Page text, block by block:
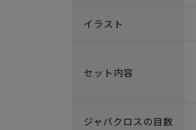
イラスト
セット内容
ジャバクロスの目数